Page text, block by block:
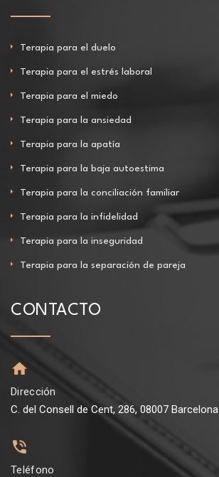
Terapia para el duelo
Terapia para el estrés laboral
Terapia para el miedo
Terapia para la ansiedad
Terapia para la apatía
Terapia para la baja autoestima
Terapia para la conciliación familiar
Terapia para la infidelidad
Terapia para la inseguridad
Terapia para la separación de pareja
CONTACTO
Dirección
C. del Consell de Cent, 286, 08007 Barcelona
Teléfono